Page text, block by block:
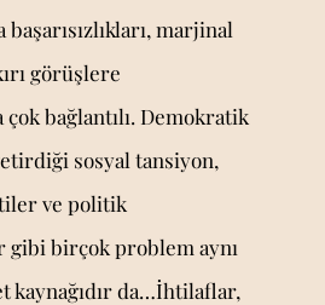
başarısızlıkları, marjinal
görüşlere
çok bağlantılı. Demokratik
sosyal tansiyon,
ve politik
gibi birçok problem aynı
kaynağıdır da…İhtilaflar,